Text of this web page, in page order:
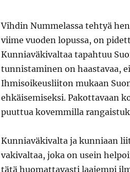
Vihdin Nummelassa tehtyä
viime vuoden lopussa, on
Kunniaväkivaltaa tapahtuu
tunnistaminen on haastavaa,
Ihmisoikeusliiton mukaan
ehkäisemiseksi. Pakottavaan
puuttua kovemmilla
Kunniaväkivalta ja kunniaan
vakivaltaa, joka on usein
tätä huomattavasti laajempi